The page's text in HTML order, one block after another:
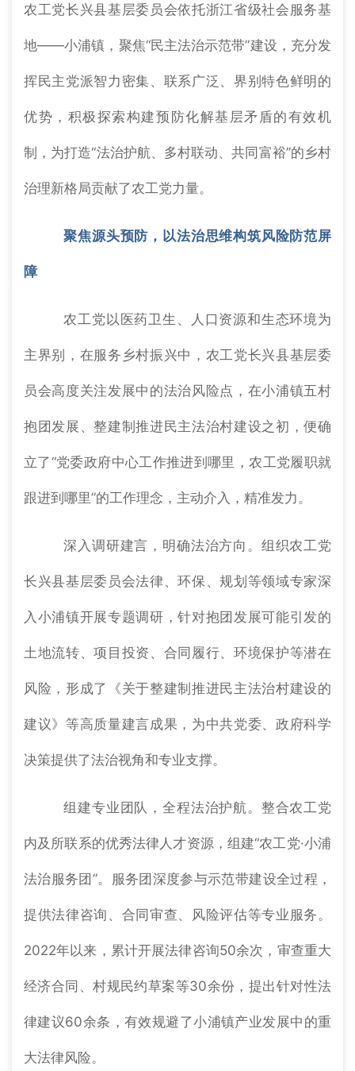
农工党长兴县基层委员会依托浙江省级社会服务基
地——小浦镇，聚焦“民主法治示范带”建设，充分发
挥民主党派智力密集、联系广泛、界别特色鲜明的
优势，积极探索构建预防化解基层矛盾的有效机
制，为打造“法治护航、多村联动、共同富裕”的乡村
治理新格局贡献了农工党力量。
聚焦源头预防，以法治思维构筑风险防范屏
障
农工党以医药卫生、人口资源和生态环境为
主界别，在服务乡村振兴中，农工党长兴县基层委
员会高度关注发展中的法治风险点，在小浦镇五村
抱团发展、整建制推进民主法治村建设之初，便确
立了“党委政府中心工作推进到哪里，农工党履职就
跟进到哪里”的工作理念，主动介入，精准发力。
深入调研建言，明确法治方向。组织农工党
长兴县基层委员会法律、环保、规划等领域专家深
入小浦镇开展专题调研，针对抱团发展可能引发的
土地流转、项目投资、合同履行、环境保护等潜在
风险，形成了《关于整建制推进民主法治村建设的
建议》等高质量建言成果，为中共党委、政府科学
决策提供了法治视角和专业支撑。
组建专业团队，全程法治护航。整合农工党
内及所联系的优秀法律人才资源，组建“农工党·小浦
法治服务团”。服务团深度参与示范带建设全过程，
提供法律咨询、合同审查、风险评估等专业服务。
2022年以来，累计开展法律咨询50余次，审查重大
经济合同、村规民约草案等30余份，提出针对性法
律建议60余条，有效规避了小浦镇产业发展中的重
大法律风险。